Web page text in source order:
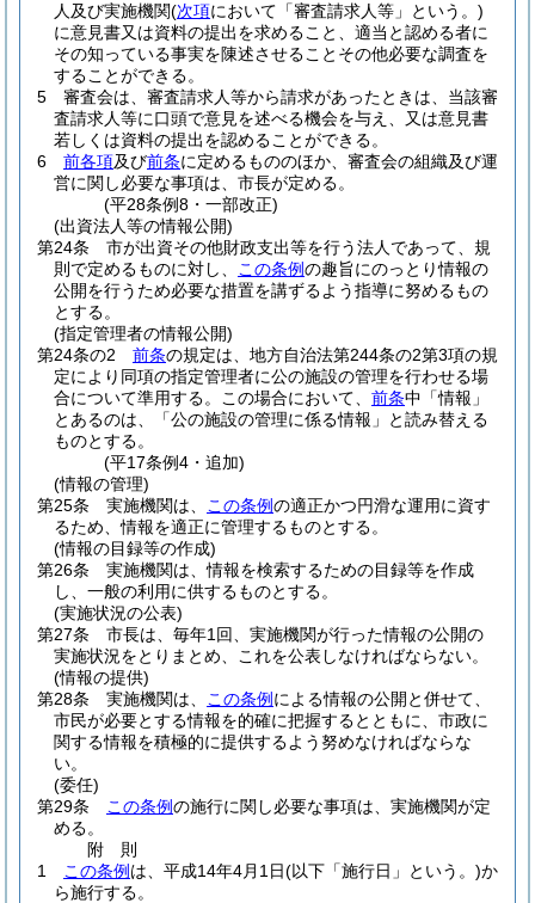
人及び実施機関(次項において「審査請求人等」という。)
に意見書又は資料の提出を求めること、適当と認める者に
その知っている事実を陳述させることその他必要な調査を
することができる。
5
審査会は、審査請求人等から請求があったときは、当該審
査請求人等に口頭で意見を述べる機会を与え、又は意見書
若しくは資料の提出を認めることができる。
6
前各項及び前条に定めるもののほか、審査会の組織及び運
営に関し必要な事項は、市長が定める。
(平28条例8・一部改正)
(出資法人等の情報公開)
第24条
市が出資その他財政支出等を行う法人であって、規
則で定めるものに対し、
この条例の趣旨にのっとり情報の
公開を行うため必要な措置を講ずるよう指導に努めるもの
とする。
(指定管理者の情報公開)
第24条の2
前条の規定は、地方自治法第244条の2第3項の規
定により同項の指定管理者に公の施設の管理を行わせる場
合について準用する。
この場合において、 前条中「情報」
とあるのは、「公の施設の管理に係る情報」と読み替える
ものとする。
(平17条例4・追加)
(情報の管理)
第25条
実施機関は、 この条例の適正かつ円滑な運用に資す
るため、情報を適正に管理するものとする。
(情報の目録等の作成)
第26条
実施機関は、情報を検索するための目録等を作成
し、一般の利用に供するものとする。
(実施状況の公表)
第27条
市長は、毎年1回、実施機関が行った情報の公開の
実施状況をとりまとめ、これを公表しなければならない。
(情報の提供)
第28条
実施機関は、 この条例 による情報の公開と併せて、
市民が必要とする情報を的確に把握するとともに、市政に
関する情報を積極的に提供するよう努めなければならな
い。
(委任)
第29条
この条例の施行に関し必要な事項は、実施機関が定
める。
附 則
1
この条例 は、平成14年4月1日(以下「施行日」という。)か
ら施行する。